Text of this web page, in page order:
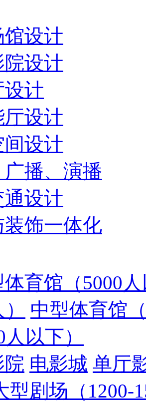
设计
院设计
计
厅设计
设计
播、演播
设计
装饰一体化
育馆（5000
中型体育馆
人以下）
院 电影城 单厅
型剧场（1200-